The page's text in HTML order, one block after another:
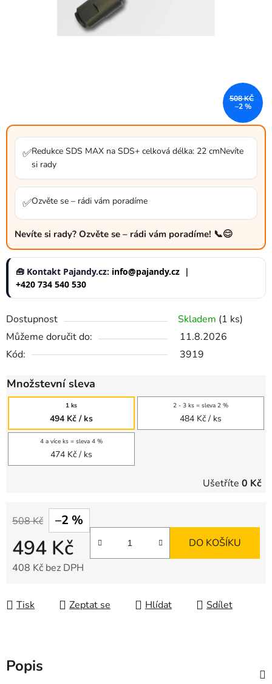
✅Redukce SDS MAX na SDS+ celková délka: 22 cmNevíte
si rady
✅Ozvěte se – rádi vám poradíme
Nevíte si rady? Ozvěte se – rádi vám poradíme! 📞😊
🧰 Kontakt Pajandy.cz: info@pajandy.cz |
+420 734 540 530
Dostupnost Skladem (1 ks)
Můžeme doručit do:
11.8.2026
Kód:
3919
Množstevní sleva
1 ks
494 Kč / ks
2 - 3 ks = sleva 2 %
484 Kč / ks
4 a více ks = sleva 4 %
474 Kč / ks
Ušetříte 0 Kč
508 Kč –2 %
494 Kč
408 Kč bez DPH
DO KOŠÍKU
Tisk Zeptat se Hlídat Sdílet
508 KČ
–2 %
Popis